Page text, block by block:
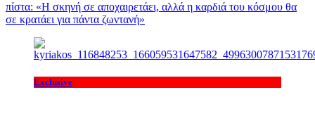
πίστα: «H σκηνή σε αποχαιρετάει, αλλά η καρδιά του κόσμου θα
σε κρατάει για πάντα ζωντανή»
Exclusive